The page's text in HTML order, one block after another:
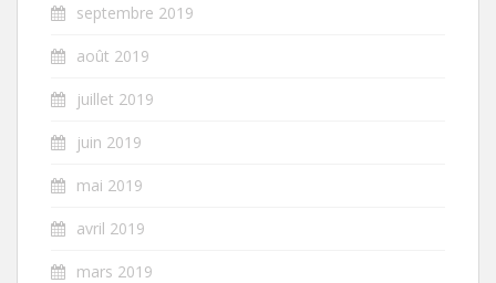
septembre 2019
août 2019
juillet 2019
juin 2019
mai 2019
avril 2019
mars 2019